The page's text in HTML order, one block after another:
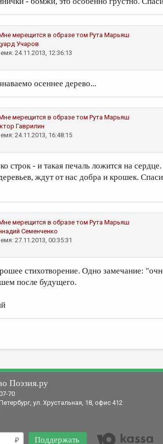
мерещится в образе том Рута Марьяш
Учаров
24.11.2013, 12:36:13
осеннее дерево...
мерещится в образе том Рута Марьяш
Гаврилин
24.11.2013, 16:48:15
строк - и такая печаль ложится на
ждут от нас добра и крошек.
мерещится в образе том Рута Марьяш
Семенченко
27.11.2013, 00:35:31
стихотворение. Одно замечание:
после будущего.
Поэзия.ру
70
ул. Хрустальная, 18, офис 412
Поддержать